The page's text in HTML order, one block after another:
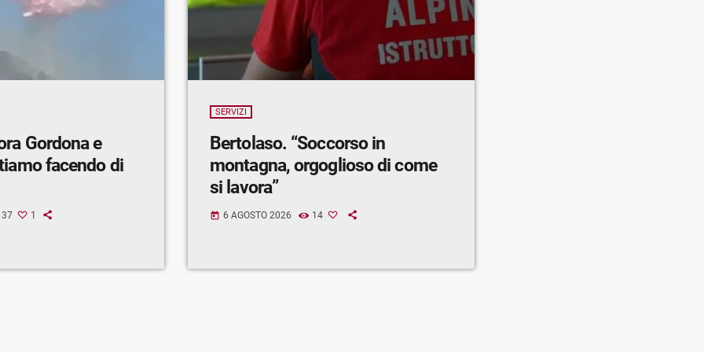
Gordona e
facendo di
37 1
SERVIZI
Bertolaso. “Soccorso in
montagna, orgoglioso di come
si lavora”
today 6 AGOSTO 2026 14